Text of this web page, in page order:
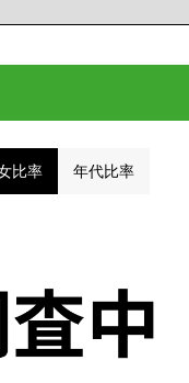
比率 年代比率